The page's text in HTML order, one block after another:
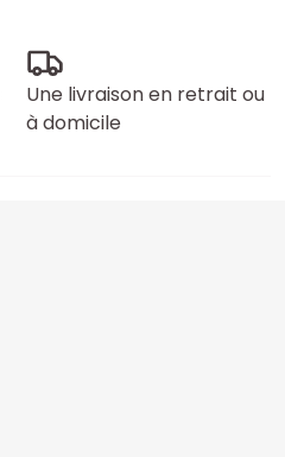
Une livraison en retrait ou
à domicile